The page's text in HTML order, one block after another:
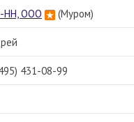
НН, ООО (Муром)
431-08-99